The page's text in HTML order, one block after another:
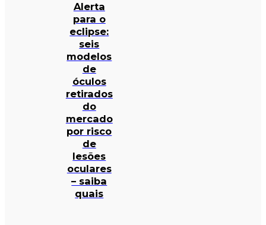
Alerta
para o
eclipse:
seis
modelos
de
óculos
retirados
do
mercado
por risco
de
lesões
oculares
– saiba
quais